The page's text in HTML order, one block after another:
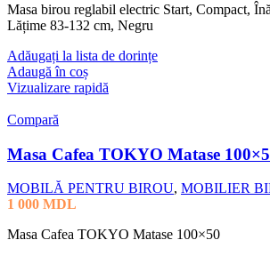
Masa birou reglabil electric Start, Compact,
Lățime 83-132 cm, Negru
Adăugați la lista de dorințe
Adaugă în coș
Vizualizare rapidă
Compară
Masa Cafea TOKYO Matase
MOBILĂ PENTRU BIROU, MOBILIER
1 000 MDL
Masa Cafea TOKYO Matase 100×50